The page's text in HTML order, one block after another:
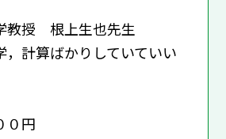
教授 根上生也先生
計算ばかりしていていい
０円